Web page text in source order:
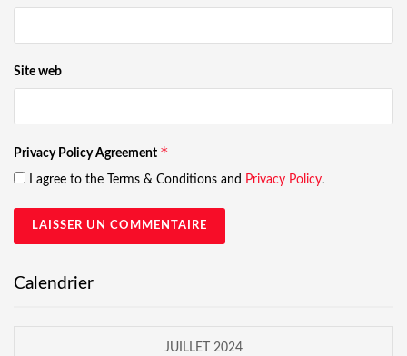
Site web
Privacy Policy Agreement *
I agree to the Terms & Conditions and Privacy Policy.
Calendrier
JUILLET 2024